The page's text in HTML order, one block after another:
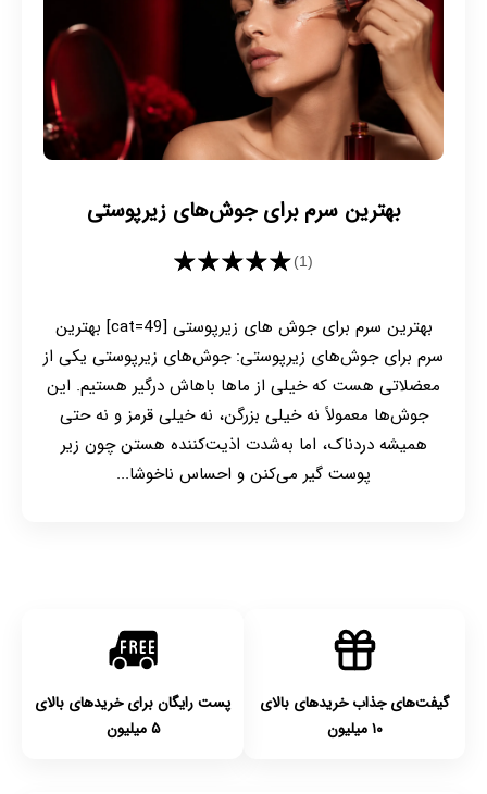
بهترین سرم برای جوش‌های زیرپوستی
★★★★★(1)
بهترین سرم برای جوش های زیرپوستی [cat=49] بهترین
سرم برای جوش‌های زیرپوستی: جوش‌های زیرپوستی یکی از
معضلاتی هست که خیلی از ماها باهاش درگیر هستیم. این
جوش‌ها معمولاً نه خیلی بزرگن، نه خیلی قرمز و نه حتی
همیشه دردناک، اما به‌شدت اذیت‌کننده هستن چون زیر
پوست گیر می‌کنن و احساس ناخوشا...
گیفت‌های جذاب خریدهای بالای
۱۰ میلیون
پست رایگان برای خریدهای بالای
۵ میلیون